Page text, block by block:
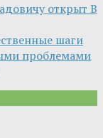
открыт В
шаги
проблемами